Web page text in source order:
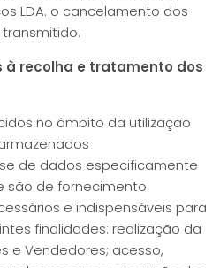
LDA. o cancelamento dos
à recolha e tratamento dos
no âmbito da utilização
de dados especificamente
são de fornecimento
e indispensáveis para
finalidades: realização da
e Vendedores; acesso,